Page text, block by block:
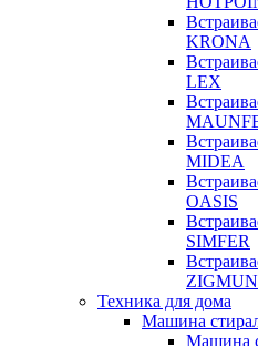
KRONA
LEX
MIDEA
OASIS
SIMFER
Техника для дома
Машина
Машина